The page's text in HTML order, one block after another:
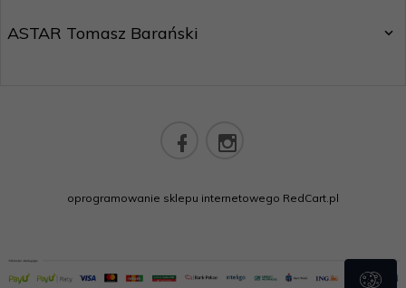
ASTAR Tomasz Barański
oprogramowanie sklepu internetowego RedCart.pl